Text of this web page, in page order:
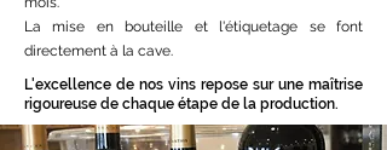
La mise en bouteille et l'étiquetage se font
directement à la cave.
L'excellence de nos vins repose sur une maîtrise
rigoureuse de chaque étape de la production.